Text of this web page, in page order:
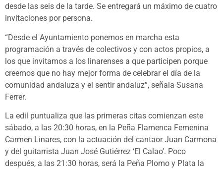
desde las seis de la tarde. Se entregará un máximo de cuatro
invitaciones por persona.
“Desde el Ayuntamiento ponemos en marcha esta
programación a través de colectivos y con actos propios, a
los que invitamos a los linarenses a que participen porque
creemos que no hay mejor forma de celebrar el día de la
comunidad andaluza y el sentir andaluz”, señala Susana
Ferrer.
La edil puntualiza que las primeras citas comienzan este
sábado, a las 20:30 horas, en la Peña Flamenca Femenina
Carmen Linares, con la actuación del cantaor Juan Carmona
y del guitarrista Juan José Gutiérrez ‘El Calao’. Poco
después, a las 21:30 horas, será la Peña Plomo y Plata la